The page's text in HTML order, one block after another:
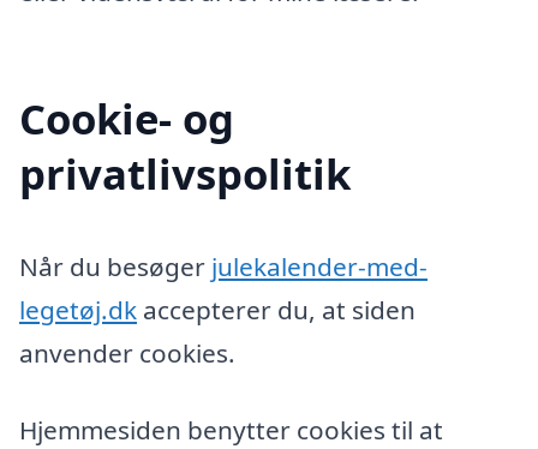
Cookie- og
privatlivspolitik
Når du besøger julekalender-med-
legetøj.dk accepterer du, at siden
anvender cookies.
Hjemmesiden benytter cookies til at